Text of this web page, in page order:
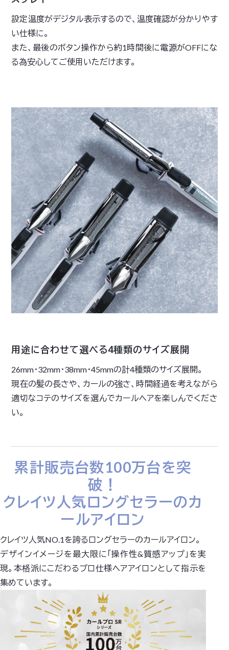
設定温度がデジタル表示するので、温度確認が分かりやす
い仕様に。
また、最後のボタン操作から約1時間後に電源がOFFにな
る為安心してご使用いただけます。
用途に合わせて選べる4種類のサイズ展開
26mm・32mm・38mm・45mmの計4種類のサイズ展開。
現在の髪の長さや、カールの強さ、時間経過を考えながら
適切なコテのサイズを選んでカールヘアを楽しんでくださ
い。
累計販売台数100万台を突
破！
クレイツ人気ロングセラーのカ
ールアイロン
クレイツ人気NO.1を誇るロングセラーのカールアイロン。
デザインイメージを最大限に「操作性&質感アップ」を実
現。本格派にこだわるプロ仕様ヘアアイロンとして指示を
集めています。